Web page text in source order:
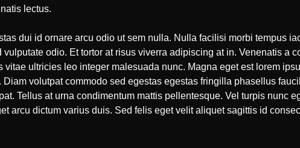
lectus.
dui id ornare arcu odio ut sem nulla. Nulla facilisi morbi tempus
odio. Et tortor at risus viverra adipiscing at in. Venenatis a
ultricies leo integer malesuada nunc. Magna eget est lorem
volutpat commodo sed egestas egestas fringilla phasellus
Tellus at urna condimentum mattis pellentesque. Vel turpis nunc
arcu dictum varius duis. Sed felis eget velit aliquet sagittis id